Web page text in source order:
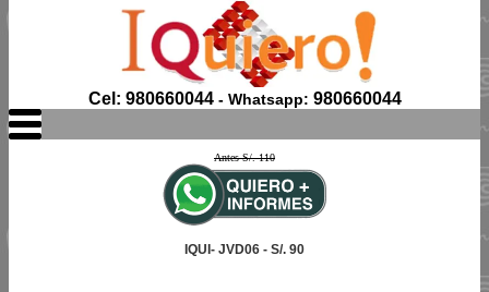
Cel: 980660044- Whatsapp: 980660044
Antes S/. 110
IQUI- JVD06 - S/. 90